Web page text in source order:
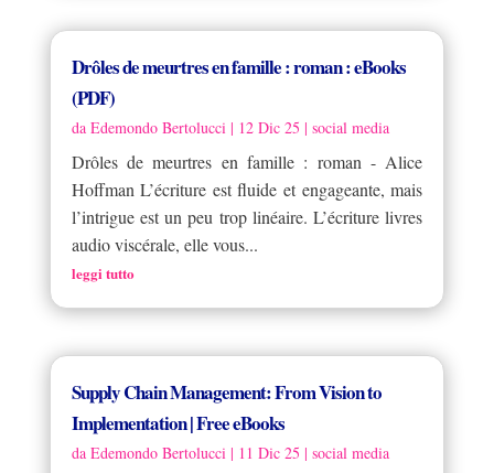
Drôles de meurtres en famille : roman : eBooks
(PDF)
da Edemondo Bertolucci| 12 Dic 25 | social media
Drôles de meurtres en famille : roman - Alice
Hoffman L’écriture est fluide et engageante, mais
l’intrigue est un peu trop linéaire. L’écriture livres
audio viscérale, elle vous...
leggi tutto
Supply Chain Management: From Vision to
Implementation | Free eBooks
da Edemondo Bertolucci | 11 Dic 25 | social media